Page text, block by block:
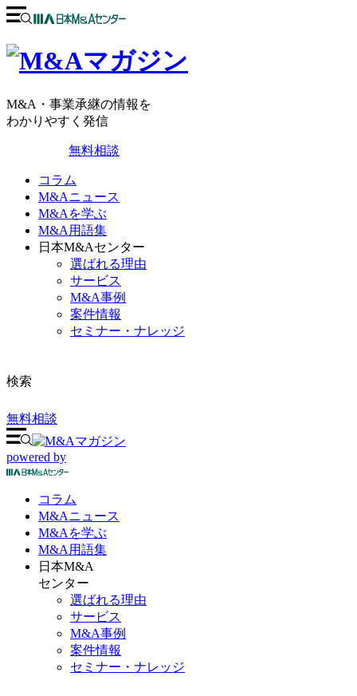
M&A・事業承継の情報を
わかりやすく発信
無料相談
コラム
M&Aニュース
M&Aを学ぶ
M&A用語集
日本M&Aセンター
選ばれる理由
サービス
M&A事例
案件情報
セミナー・ナレッジ
検索
無料相談
powered by
コラム
M&Aニュース
M&Aを学ぶ
M&A 用語集
日本M&A
センター
選ばれる理由
サービス
M&A事例
案件情報
セミナー・ナレッジ